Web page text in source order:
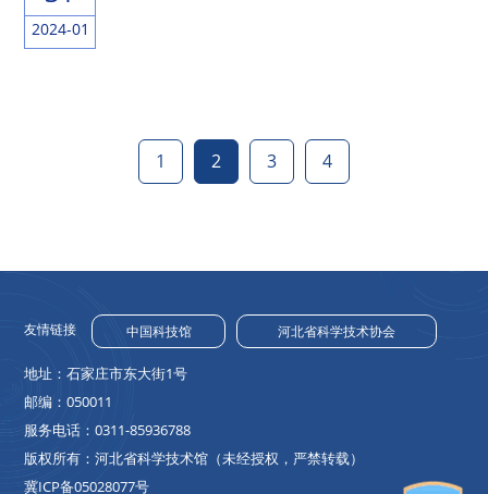
2024-01
1 2 3 4
友情链接 中国科技馆 河北省科学技术协会
地址：石家庄市东大街1号
邮编：050011
服务电话：0311-85936788
版权所有：河北省科学技术馆（未经授权，严禁转载）
冀ICP备05028077号